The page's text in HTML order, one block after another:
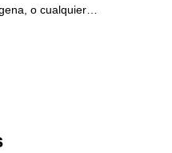
o cualquier…